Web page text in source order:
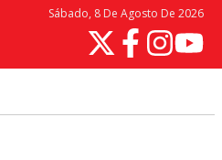
Sábado, 8 De Agosto De 2026